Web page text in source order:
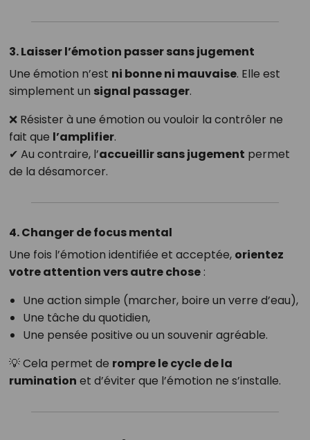
3. Laisser l’émotion passer sans jugement
Une émotion n’est ni bonne ni mauvaise. Elle est
simplement un signal passager.
❌ Résister à une émotion ou vouloir la contrôler ne
fait que l’amplifier.
✔ Au contraire, l’accueillir sans jugement permet
de la désamorcer.
4. Changer de focus mental
Une fois l’émotion identifiée et acceptée, orientez
votre attention vers autre chose:
Une action simple (marcher, boire un verre d’eau),
Une tâche du quotidien,
Une pensée positive ou un souvenir agréable.
💡 Cela permet de rompre le cycle de la
rumination et d’éviter que l’émotion ne s’installe.